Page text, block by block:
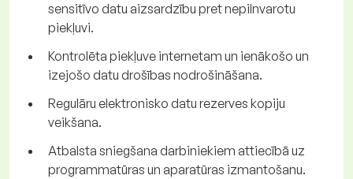
sensitīvo datu aizsardzību pret nepilnvarotu
piekļuvi.
Kontrolēta piekļuve internetam un ienākošo un
izejošo datu drošības nodrošināšana.
Regulāru elektronisko datu rezerves kopiju
veikšana.
Atbalsta sniegšana darbiniekiem attiecībā uz
programmatūras un aparatūras izmantošanu.